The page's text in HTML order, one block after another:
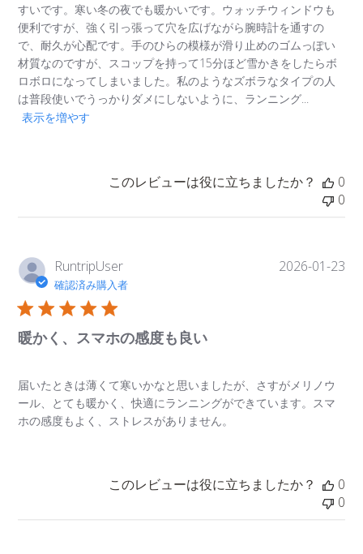
すいです。寒い冬の夜でも暖かいです。ウォッチウィンドウも
便利ですが、強く引っ張って穴を広げながら腕時計を通すの
で、耐久が心配です。手のひらの模様が滑り止めのゴムっぽい
材質なのですが、スコップを持って15分ほど雪かきをしたらボ
ロボロになってしまいました。私のようなズボラなタイプの人
は普段使いでうっかりダメにしないように、ランニング...
表示を増やす
このレビューは役に立ちましたか？
0
0
RuntripUser
確認済み購入者
暖かく、スマホの感度も良い
届いたときは薄くて寒いかなと思いましたが、さすがメリノウ
ール、とても暖かく、快適にランニングができています。スマ
ホの感度もよく、ストレスがありません。
公
2026-01-23
このレビューは役に立ちましたか？
0
0